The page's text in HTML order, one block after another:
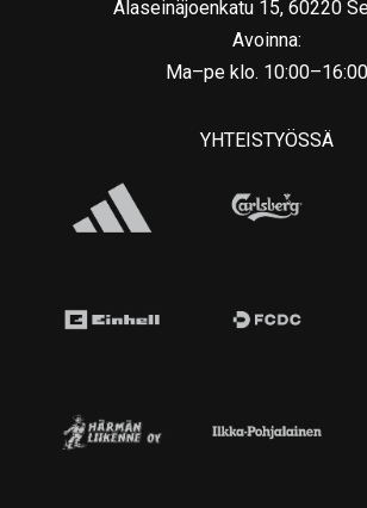
Alaseinäjoenkatu 15, 60220
Avoinna:
Ma–pe klo. 10:00–16:00
YHTEISTYÖSSÄ